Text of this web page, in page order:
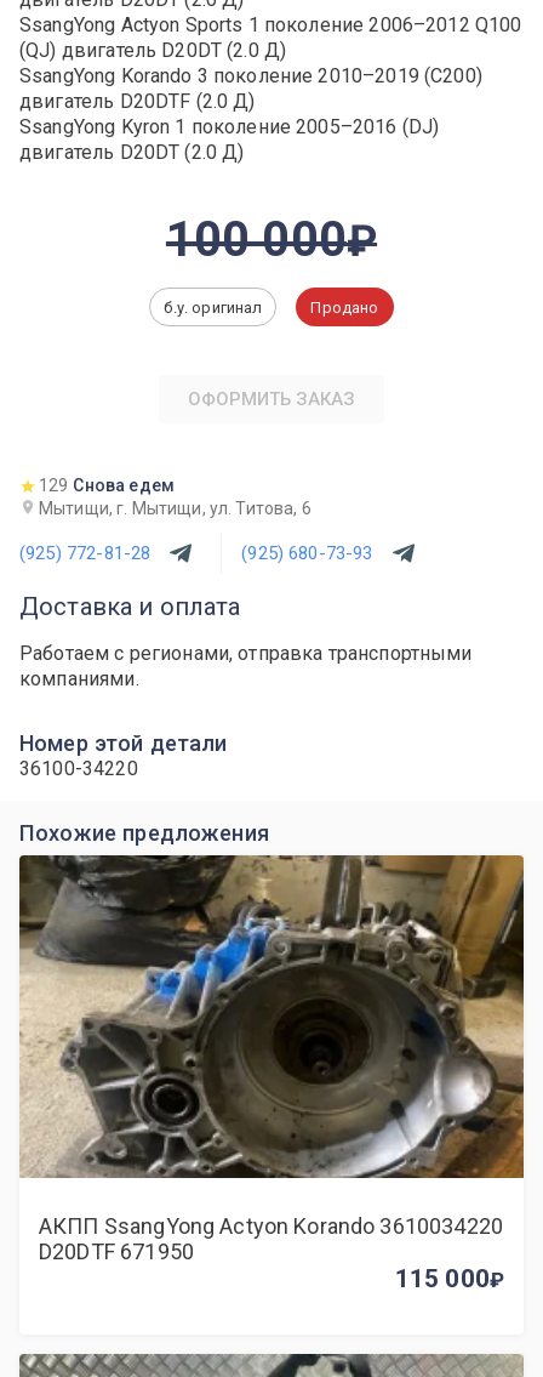
SsangYong Actyon Sports 1 поколение 2006–2012 Q100
(QJ) двигатель D20DT (2.0 Д)
SsangYong Korando 3 поколение 2010–2019 (C200)
двигатель D20DTF (2.0 Д)
SsangYong Kyron 1 поколение 2005–2016 (DJ)
двигатель D20DT (2.0 Д)
100 000
б.у. оригинал Продано
ОФОРМИТЬ ЗАКАЗ
129 Снова едем
Мытищи, г. Мытищи, ул. Титова, 6
(925) 772-81-28 (925) 680-73-93
Доставка и оплата
Работаем с регионами, отправка транспортными
компаниями.
Номер этой детали
36100-34220
Похожие предложения
АКПП SsangYong Actyon Korando 3610034220
D20DTF 671950
115 000